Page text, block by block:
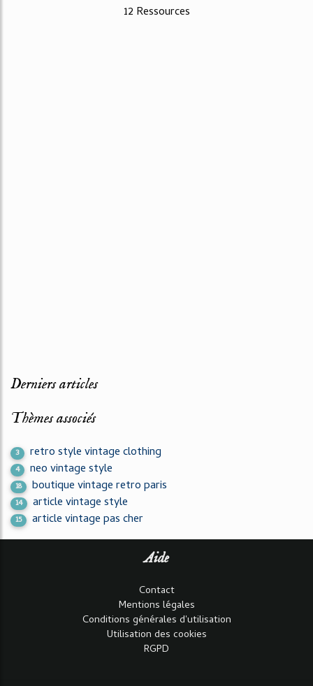
12 Ressources
Derniers articles
Thèmes associés
3 retro style vintage clothing
4 neo vintage style
18 boutique vintage retro paris
14 article vintage style
15 article vintage pas cher
Aide
Contact
Mentions légales
Conditions générales d'utilisation
Utilisation des cookies
RGPD